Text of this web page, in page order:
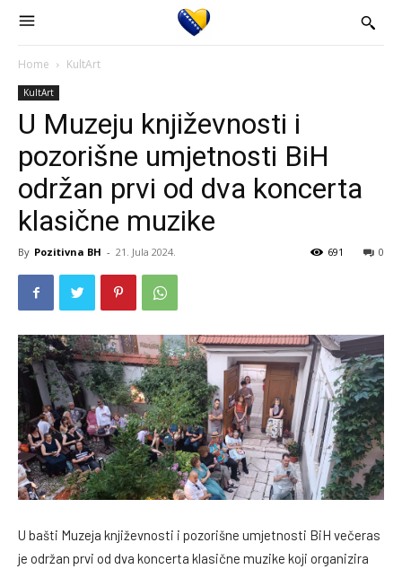
Home KultArt
KultArt
U Muzeju književnosti i
pozorišne umjetnosti BiH
održan prvi od dva koncerta
klasične muzike
By Pozitivna BH - 21. Jula 2024. 0
691
U bašti Muzeja književnosti i pozorišne umjetnosti BiH večeras
je održan prvi od dva koncerta klasične muzike koji organizira